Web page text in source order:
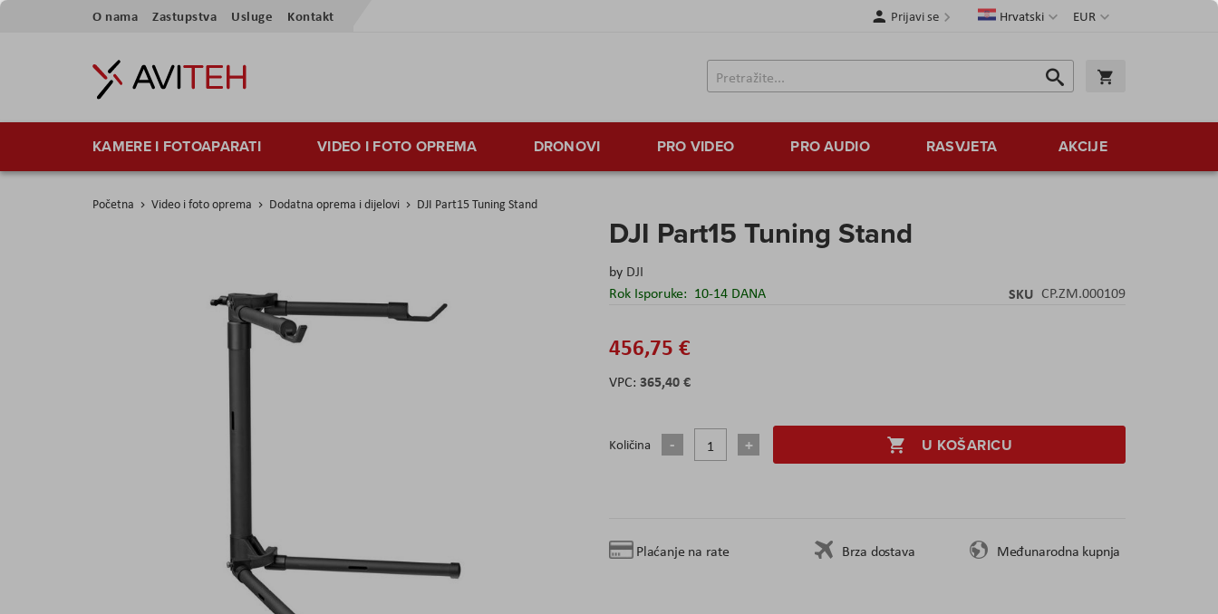
Preskoči
sadržaj
Valuta
EUR
JezikHrvatski
O nama Zastupstva Usluge Kontakt Prijavi se
Traži
Traži
KAMERE I FOTOAPARATI VIDEO I FOTO OPREMA DRONOVI PRO VIDEO PRO AUDIO RASVJETA AKCIJE
Početna Video i foto oprema Dodatna oprema i dijelovi DJI Part15 Tuning Stand
DJI Part15 Tuning Stand
by DJI
Rok Isporuke: 10-14 DANA SKU CP.ZM.000109
456,75 €
365,40 €
Količina U KOŠARICU
Plaćanje na rate Brza dostava Međunarodna kupnja